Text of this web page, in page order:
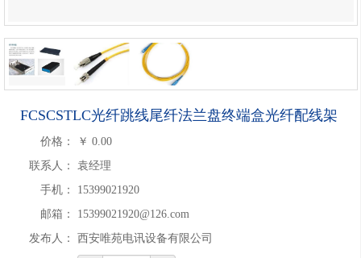
FCSCSTLC光纤跳线尾纤法兰盘终端盒光纤配线架
价格： ￥ 0.00
联系人：
袁经理
手机：
15399021920
邮箱：
15399021920@126.com
发布人：
西安唯苑电讯设备有限公司